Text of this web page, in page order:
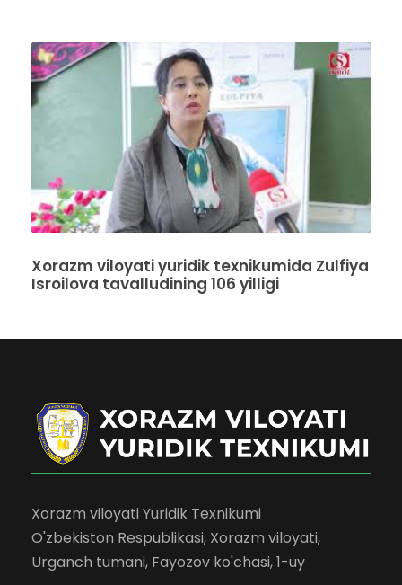
Xorazm viloyati yuridik texnikumida Zulfiya
Isroilova tavalludining 106 yilligi
Xorazm viloyati Yuridik Texnikumi
O'zbekiston Respublikasi, Xorazm viloyati,
Urganch tumani, Fayozov ko'chasi, 1-uy